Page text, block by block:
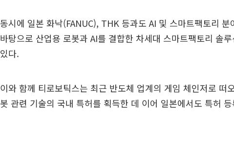
동시에 일본 화낙(FANUC), THK 등과도 AI 및 스마트팩토리
바탕으로 산업용 로봇과 AI를 결합한 차세대 스마트팩토리 솔
있다.
이와 함께 티로보틱스는 최근 반도체 업계의 게임 체인저로 떠
봇 관련 기술의 국내 특허를 획득한 데 이어 일본에서도 특허